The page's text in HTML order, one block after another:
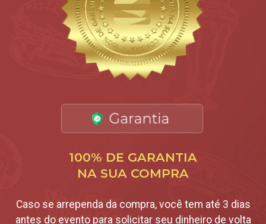
100% DE GARANTIA
NA SUA COMPRA
Caso se arrependa da compra, você tem até 3 dias
antes do evento para solicitar seu dinheiro de volta